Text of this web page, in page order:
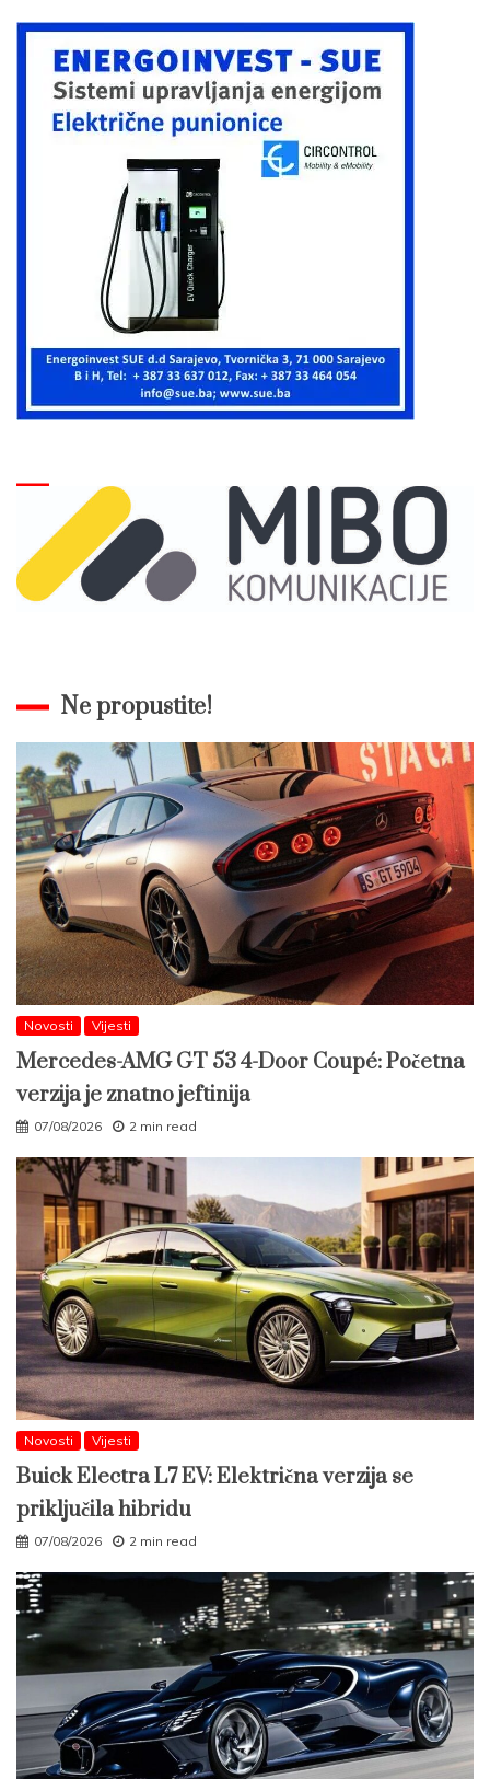
Ne propustite!
Novosti Vijesti
Mercedes-AMG GT 53 4-Door Coupé: Početna
verzija je znatno jeftinija
07/08/2026 2 min read
Novosti Vijesti
Buick Electra L7 EV: Električna verzija se
priključila hibridu
07/08/2026 2 min read